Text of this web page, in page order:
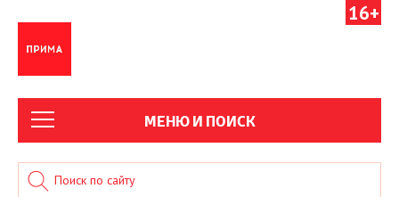
16+
МЕНЮ И ПОИСК